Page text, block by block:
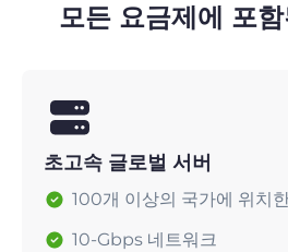
모든 요금제에 포함
초고속 글로벌 서버
100개 이상의 국가에 위치
10-Gbps 네트워크